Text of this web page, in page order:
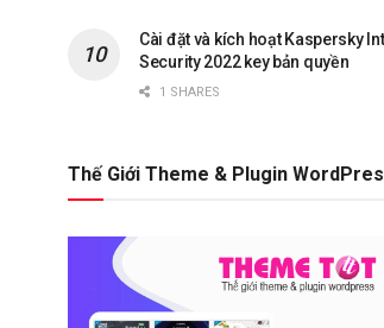
Cài đặt và kích hoạt Kaspersky
Security 2022 key bản quyền
1 SHARES
Thế Giới Theme & Plugin